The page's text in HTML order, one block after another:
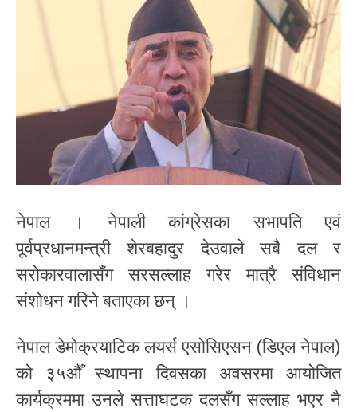
नेपाल । नेपाली कांग्रेसका सभापति एवं
पूर्वप्रधानमन्त्री शेरबहादुर देउवाले सबै दल र
सरोकारवालासँग सरसल्लाह गरेर मात्रै संविधान
संशोधन गरिने बताएका छन् ।
नेपाल डेमोक्रयाटिक लयर्स एसोसिएसन (डिएल नेपाल)
को ३५औँ स्थापना दिवसका अवसरमा आयोजित
कार्यक्रममा उनले सत्ताघटक दलसँग सल्लाह भएर नै